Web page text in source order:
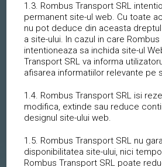
1.3. Rombus Transport SRL
permanent site-ul web. Cu toate
nu pot deduce din aceasta
a site-ului. In cazul in care
intentioneaza sa inchida site-ul
Transport SRL va informa
afisarea informatiilor relevante pe
1.4. Rombus Transport SRL isi
modifica, extinde sau reduce
designul site-ului web.
1.5. Rombus Transport SRL nu
disponibilitatea site-ului, nici
Rombus Transport SRL poate